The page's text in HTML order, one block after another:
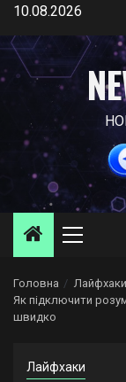
Skip
content
10.08.2026
Primary
Головна
Лайфхаки
Як підключити
швидко
Лайфхаки